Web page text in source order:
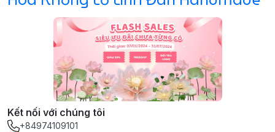
Kết nối với chúng tôi
+84974109101